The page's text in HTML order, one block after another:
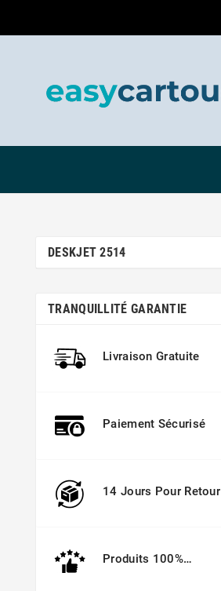
DESKJET 2514
TRANQUILLITÉ GARANTIE
Livraison Gratuite
Paiement Sécurisé
14 Jours Pour Retour
Produits 100%